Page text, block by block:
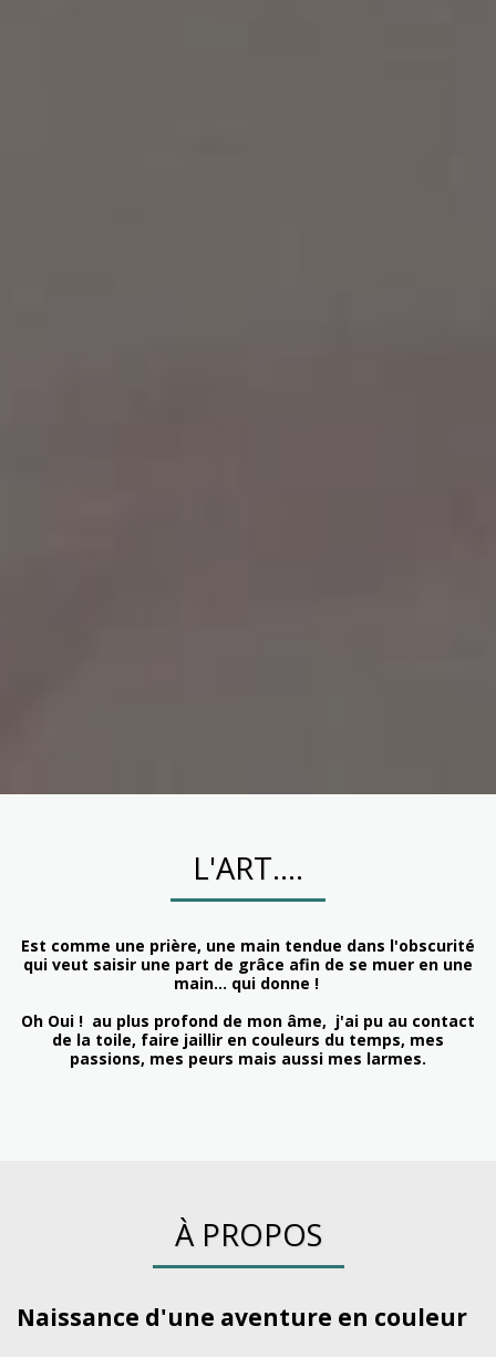
L'ART....
Est comme une prière, une main tendue dans l'obscurité
qui veut saisir une part de grâce afin de se muer en une
main... qui donne !
Oh Oui ! au plus profond de mon âme, j'ai pu au contact
de la toile, faire jaillir en couleurs du temps, mes
passions, mes peurs mais aussi mes larmes.
À PROPOS
Naissance d'une aventure en couleur